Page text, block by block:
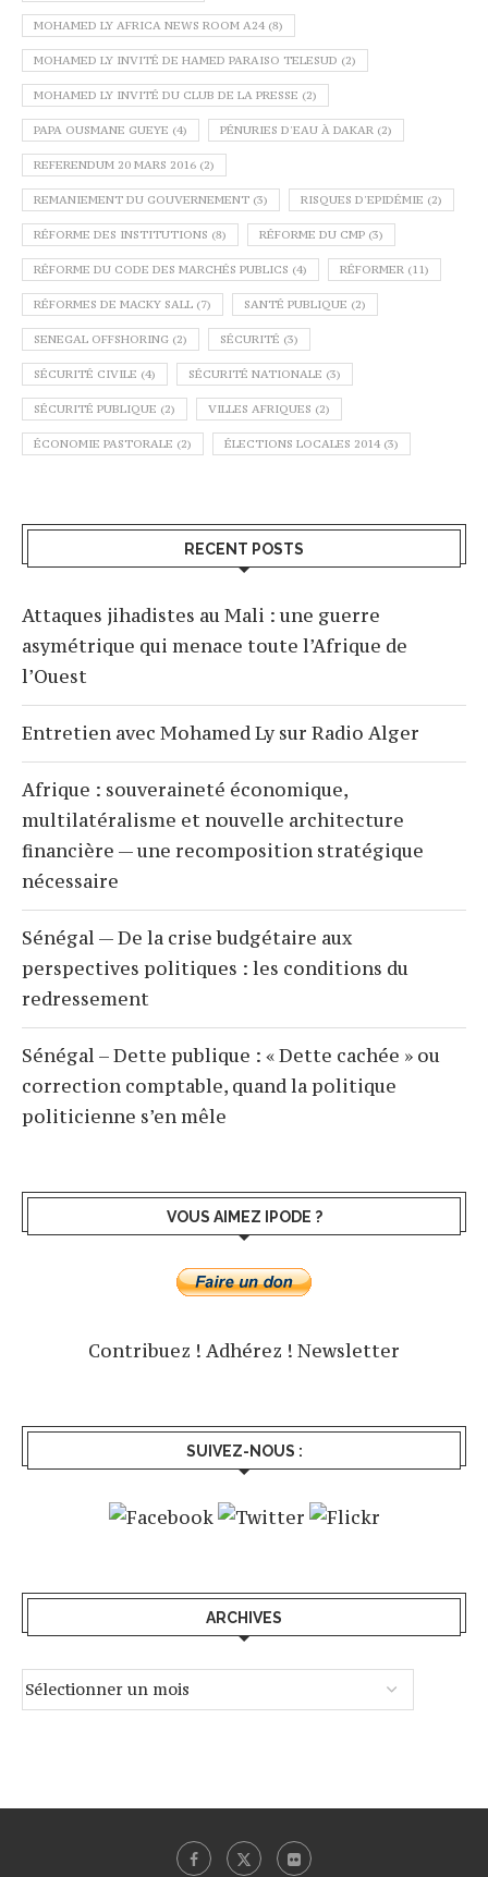
MOHAMED LY AFRICA NEWS ROOM A24 (8)
MOHAMED LY INVITÉ DE HAMED PARAISO TELESUD (2)
MOHAMED LY INVITÉ DU CLUB DE LA PRESSE (2)
PAPA OUSMANE GUEYE (4) PÉNURIES D'EAU À DAKAR (2)
REFERENDUM 20 MARS 2016 (2)
REMANIEMENT DU GOUVERNEMENT (3) RISQUES D'EPIDÉMIE (2)
RÉFORME DES INSTITUTIONS (8) RÉFORME DU CMP (3)
RÉFORME DU CODE DES MARCHÉS PUBLICS (4) RÉFORMER (11)
RÉFORMES DE MACKY SALL (7) SANTÉ PUBLIQUE (2)
SENEGAL OFFSHORING (2) SÉCURITÉ (3)
SÉCURITÉ CIVILE (4) SÉCURITÉ NATIONALE (3)
SÉCURITÉ PUBLIQUE (2) VILLES AFRIQUES (2)
ÉCONOMIE PASTORALE (2) ÉLECTIONS LOCALES 2014 (3)
RECENT POSTS
Attaques jihadistes au Mali : une guerre
asymétrique qui menace toute l’Afrique de
l’Ouest
Entretien avec Mohamed Ly sur Radio Alger
Afrique : souveraineté économique,
multilatéralisme et nouvelle architecture
financière — une recomposition stratégique
nécessaire
Sénégal — De la crise budgétaire aux
perspectives politiques : les conditions du
redressement
Sénégal – Dette publique : « Dette cachée » ou
correction comptable, quand la politique
politicienne s’en mêle
VOUS AIMEZ IPODE ?
Contribuez ! Adhérez ! Newsletter
SUIVEZ-NOUS :
ARCHIVES